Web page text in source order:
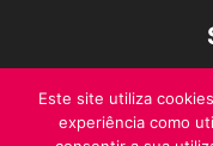
Este site utiliza
experiência como